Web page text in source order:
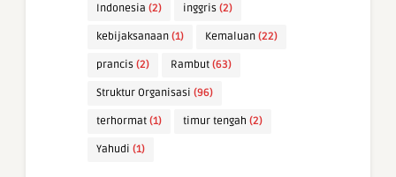
Indonesia (2) inggris (2)
kebijaksanaan (1) Kemaluan (22)
prancis (2) Rambut (63)
Struktur Organisasi (96)
terhormat (1) timur tengah (2)
Yahudi (1)